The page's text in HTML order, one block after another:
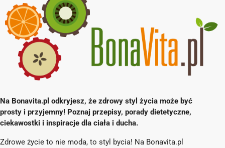
Na Bonavita.pl odkryjesz, że zdrowy styl życia może być
prosty i przyjemny! Poznaj przepisy, porady dietetyczne,
ciekawostki i inspiracje dla ciała i ducha.
Zdrowe życie to nie moda, to styl bycia! Na Bonavita.pl